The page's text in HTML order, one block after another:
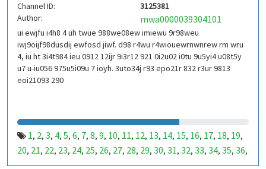
135,136,137 141,142,143
147,148 153,154,155,156,157,158
159,160,161,162,163,164,165 ,166,167,168,
171 ,172,173 ,174,175,176,177,178,179 ,180,181 ,182,
183,184,185,186, 187,188,189 ,190,191,192,193,194
195,196 ,197
231,232,233,234,235,236,237,238,239,
243, 244, 245, 246, 247,248,249,250 ,251,252, 253 ,254,
255 ,256,257, 258,259,260,261,262,263 ,264,265 , 266
Channel ID:
3125381
Author:
mwa0000039304101
ui ewjfu i4h8 4 uh twue 988we08ew imiewu 9r98weu
iwj9oijf98dusdij ewfosd jiwf. d98 r4wu r4wiouewrnwnrew rm wru
4, iu ht 3i4t984 ieu 0912 12ijr 9i3r12 921 0i2u02 i0tu 9u5yi4 u08t5y
u7 u-iu056 975u5i09u 7 ioyh. 3uto34j r93 epo21r 832 r3ur 9813
eoi21093 290
1, 2, 3, 4, 5, 6, 7, 8, 9, 10, 11, 12, 13, 14, 15, 16, 17, 18, 19,
20, 21, 22, 23, 24, 25, 26, 27, 28, 29, 30, 31, 32, 33, 34, 35, 36,
37,38,39,40,41,42,43,44,45,46,47,48,49,50,51,52,53,